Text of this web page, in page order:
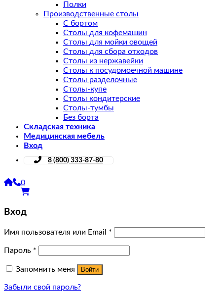
Полки
Производственные столы
С бортом
Столы для кофемашин
Столы для мойки овощей
Столы для сбора отходов
Столы из нержавейки
Столы к посудомоечной машине
Столы разделочные
Столы-купе
Столы кондитерские
Столы-тумбы
Без борта
Складская техника
Медицинская мебель
Вход
8 (800) 333-87-80
0
Вход
Имя пользователя или Email *
Пароль *
Запомнить меня Войти
Забыли свой пароль?